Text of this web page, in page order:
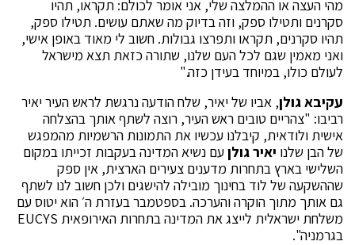
מהי העצה או ההמלצה שלי, אני אומר לכולם: תקראו, תהיו
סקרנים ותטילו ספק, וזה בדיוק מה שאתם עושים. תטילו ספק,
תהיו סקרנים, תקראו ותפרצו גבולות. חשוב לי מאוד באופן אישי,
ואני מאמין שגם לכל העם שלנו, שתורה כזאת תצא מישראל
לעולם כולו, במיוחד בעידן כזה."
עקיבא גולן, אביו של יאיר, שלח הודעה נרגשת לראש העיר יאיר
רביבו: "צהריים טובים ראש העיר, רוצה לשתף אותך בהצלחה
אישית ולודאית, קיבלנו עכשיו את התמונות הרשמיות מהמפגש
של הבן שלנו יאיר גולן עם נשיא המדינה בעקבות זכייתו במקום
השלישי בארץ בתחרות מדענים צעירים הארצית, אין ספק
שההשקעה של לוד בחינוך מובילה להישגים ולכן חשוב לנו לשתף
גם אותך מתוך הוקרה והערכה. בספטמבר בעזרת ה׳ הוא יטוס עם
משלחת ישראלית לייצג את המדינה בתחרות האירופאית EUCYS
בגרמניה".